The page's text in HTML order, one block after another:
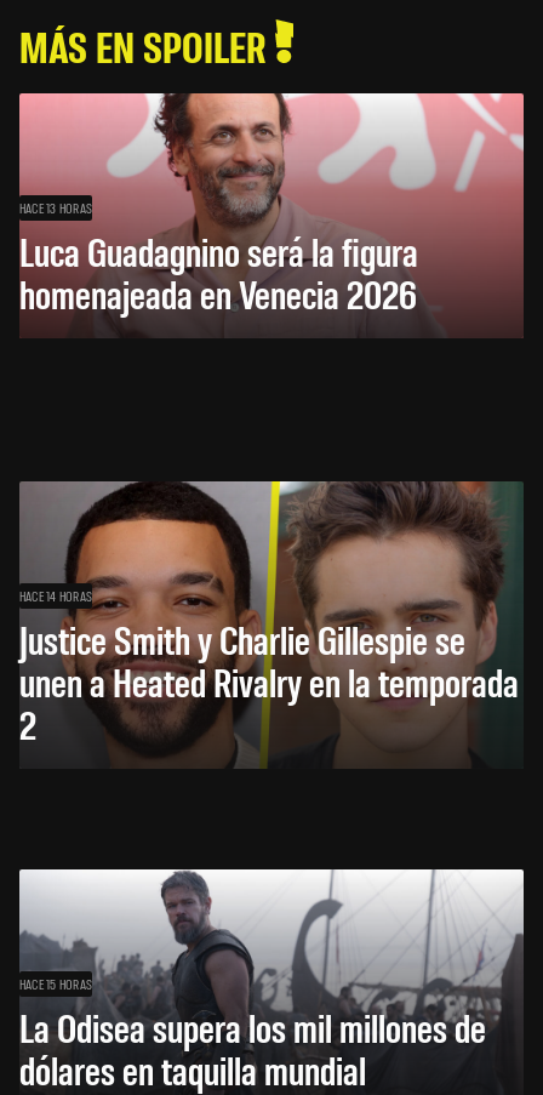
MÁS EN SPOILER
HACE 13 HORAS
Luca Guadagnino será la figura
homenajeada en Venecia 2026
HACE 14 HORAS
Justice Smith y Charlie Gillespie se
unen a Heated Rivalry en la temporada
2
HACE 15 HORAS
La Odisea supera los mil millones de
dólares en taquilla mundial